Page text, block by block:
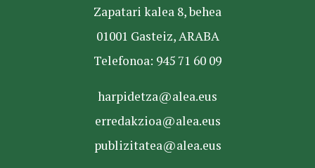
Zapatari kalea 8, behea
01001 Gasteiz, ARABA
Telefonoa: 945 71 60 09
harpidetza@alea.eus
erredakzioa@alea.eus
publizitatea@alea.eus